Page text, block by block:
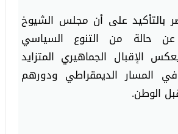
بالتأكيد على أن مجلس الشيوخ
عن حالة من التنوع السياسي
الإقبال الجماهيري المتزايد
المسار الديمقراطي ودورهم
الوطن.